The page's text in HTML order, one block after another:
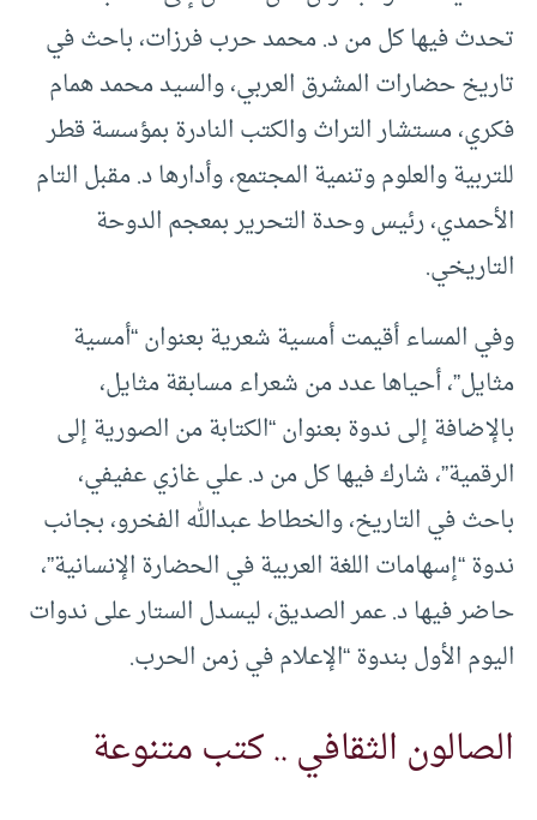
تحدث فيها كل من د. محمد حرب فرزات، باحث في
تاريخ حضارات المشرق العربي، والسيد محمد همام
فكري، مستشار التراث والكتب النادرة بمؤسسة قطر
للتربية والعلوم وتنمية المجتمع، وأدارها د. مقبل التام
الأحمدي، رئيس وحدة التحرير بمعجم الدوحة
التاريخي.
وفي المساء أقيمت أمسية شعرية بعنوان “أمسية
مثايل”، أحياها عدد من شعراء مسابقة مثايل،
بالإضافة إلى ندوة بعنوان “الكتابة من الصورية إلى
الرقمية”، شارك فيها كل من د. علي غازي عفيفي،
باحث في التاريخ، والخطاط عبدالله الفخرو، بجانب
ندوة “إسهامات اللغة العربية في الحضارة الإنسانية”،
حاضر فيها د. عمر الصديق، ليسدل الستار على ندوات
اليوم الأول بندوة “الإعلام في زمن الحرب.
الصالون الثقافي .. كتب متنوعة